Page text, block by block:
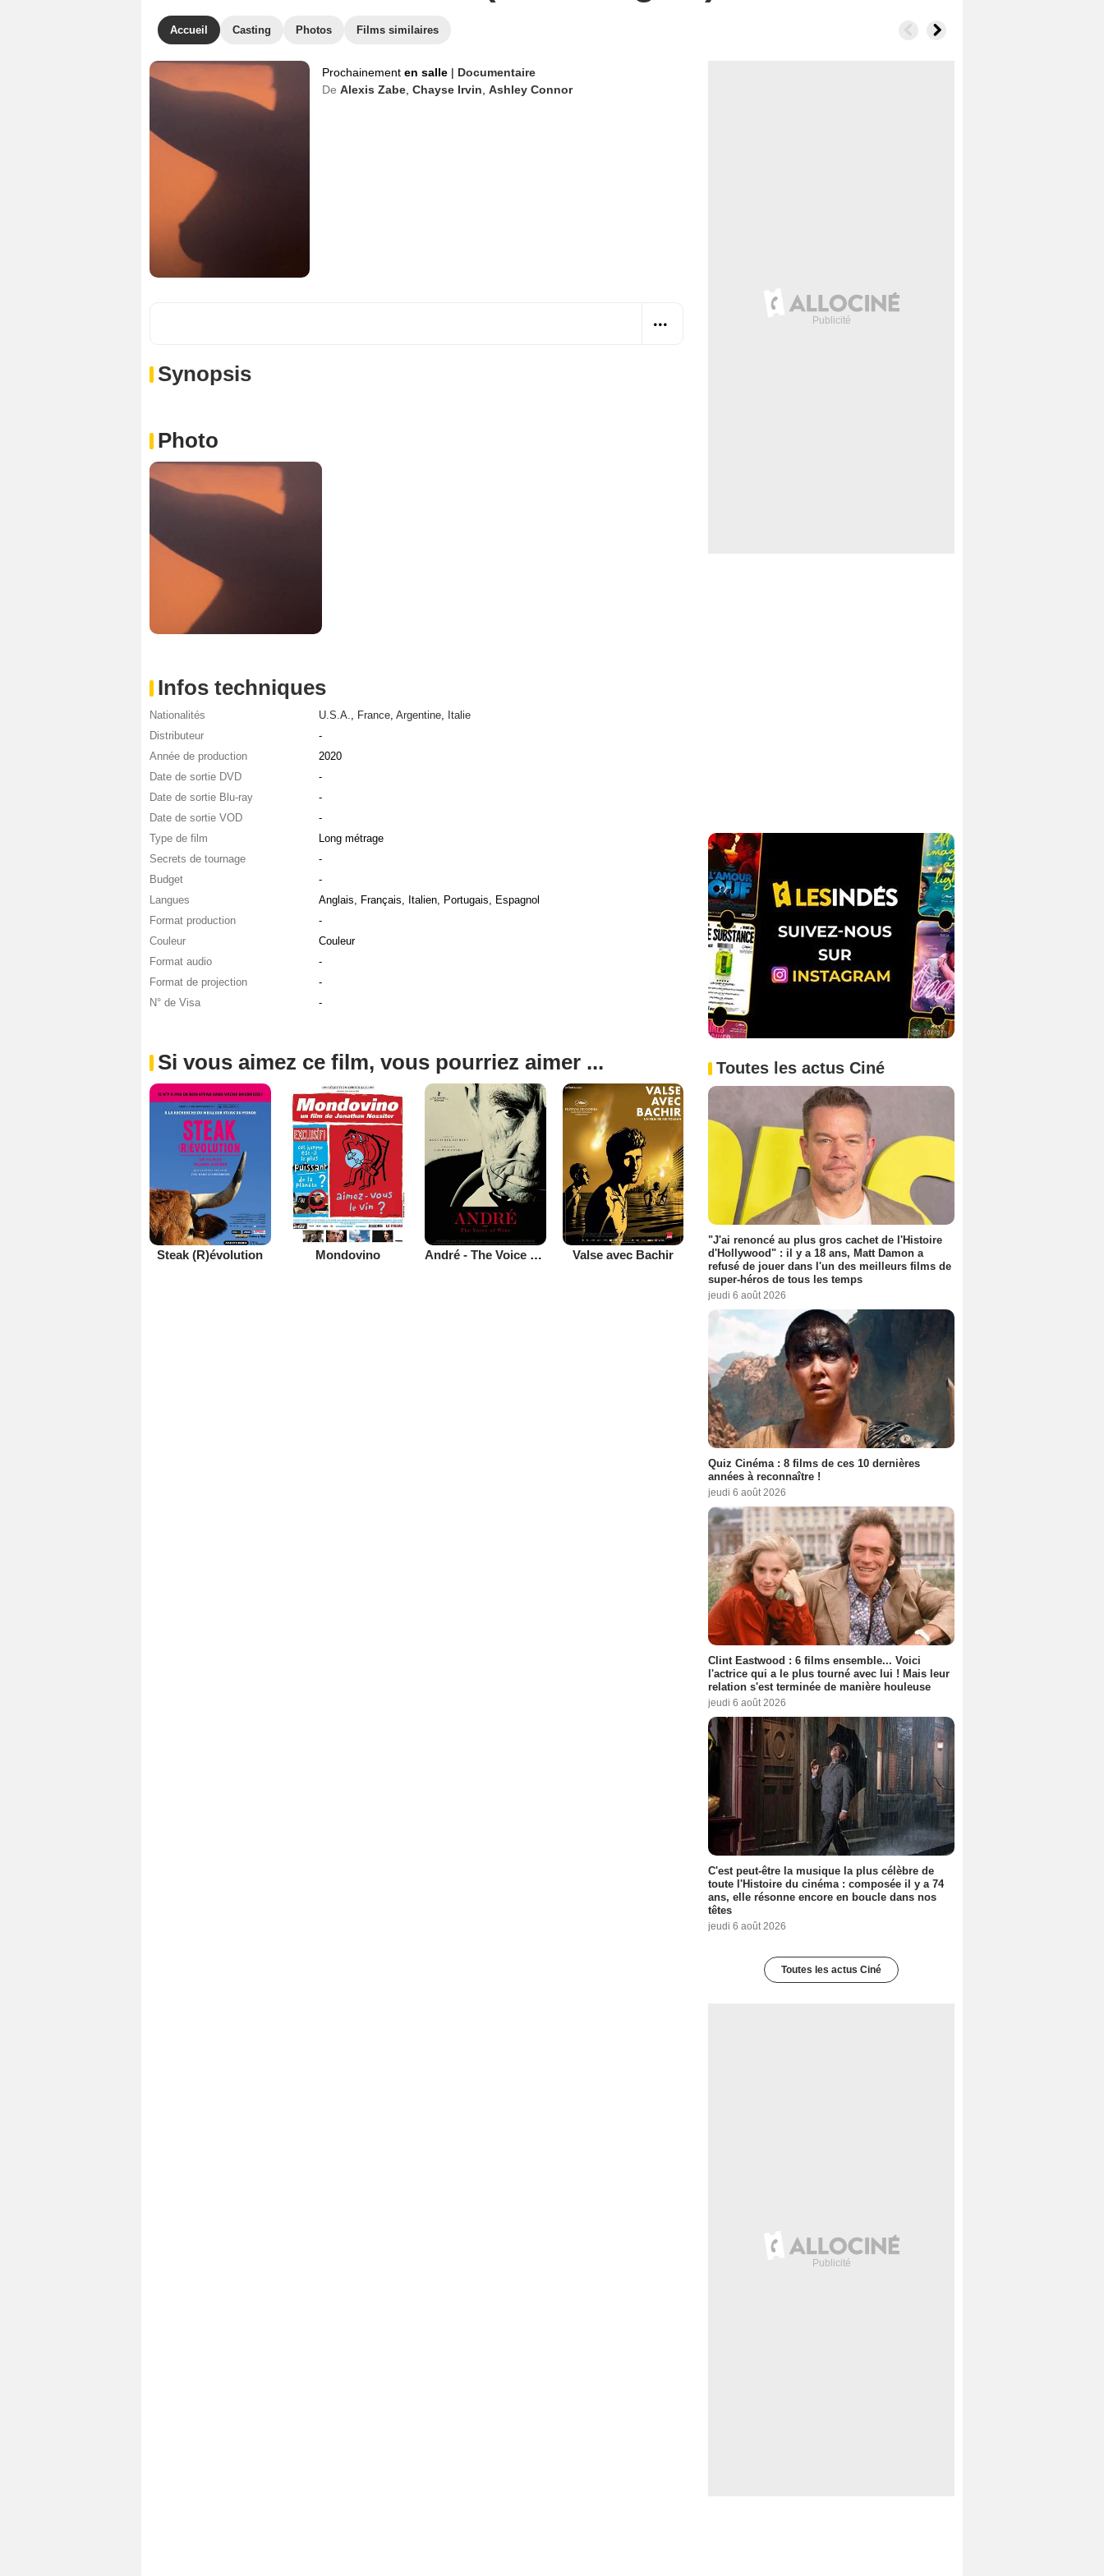
Accueil Casting Photos Films similaires
Prochainement en salle | Documentaire
De Alexis Zabe Chayse Irvin Ashley Connor
Synopsis
Photo
Infos techniques
Nationalités U.S.A., France, Argentine, Italie
Distributeur
-
Année de production
2020
Date de sortie DVD
-
Date de sortie Blu-ray
-
Date de sortie VOD
-
Type de film
Long métrage
Secrets de tournage
-
Budget
-
Langues
Anglais, Français, Italien, Portugais, Espagnol
Format production
-
Couleur
Couleur
Format audio
-
Format de projection
-
N° de Visa
-
Si vous aimez ce film, vous pourriez aimer ...
Steak (R)évolution Mondovino André - The Voice Of Wine Valse avec Bachir
Toutes les actus Ciné
"J'ai renoncé au plus gros cachet de l'Histoire
d'Hollywood" : il y a 18 ans, Matt Damon a
refusé de jouer dans l'un des meilleurs films de
super-héros de tous les temps
jeudi 6 août 2026
Quiz Cinéma : 8 films de ces 10 dernières
années à reconnaître !
jeudi 6 août 2026
Clint Eastwood : 6 films ensemble... Voici
l'actrice qui a le plus tourné avec lui ! Mais leur
relation s'est terminée de manière houleuse
jeudi 6 août 2026
C'est peut-être la musique la plus célèbre de
toute l'Histoire du cinéma : composée il y a 74
ans, elle résonne encore en boucle dans nos
têtes
jeudi 6 août 2026
Toutes les actus Ciné